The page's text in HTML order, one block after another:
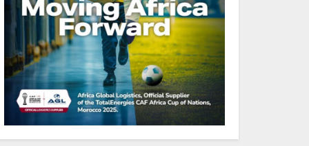
Gabon : Le gouvernement
et la BAD renforcent les
capacités des acteurs du
secteur public pour
améliorer la performance
des projets
Gabon : Ismaël
Bonkoungou, le Directeur